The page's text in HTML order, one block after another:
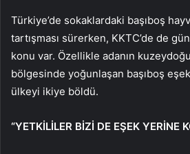
Türkiye’de sokaklardaki başıboş
tartışması sürerken, KKTC’de de
konu var. Özellikle adanın
bölgesinde yoğunlaşan başıboş
ülkeyi ikiye böldü.
“YETKİLİLER BİZİ DE EŞEK YERİNE